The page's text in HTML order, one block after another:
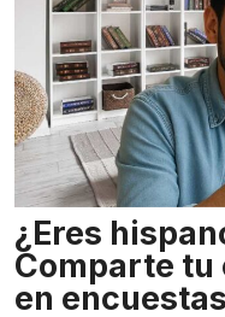
¿Eres
Comparte
en encuestas